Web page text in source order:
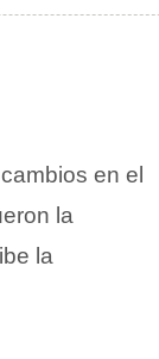
en el
la
la